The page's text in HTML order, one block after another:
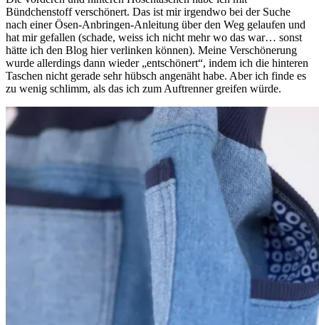
Bündchenstoff verschönert. Das ist mir irgendwo bei der Suche
nach einer Ösen-Anbringen-Anleitung über den Weg gelaufen und
hat mir gefallen (schade, weiss ich nicht mehr wo das war… sonst
hätte ich den Blog hier verlinken können). Meine Verschönerung
wurde allerdings dann wieder „entschönert“, indem ich die hinteren
Taschen nicht gerade sehr hübsch angenäht habe. Aber ich finde es
zu wenig schlimm, als das ich zum Auftrenner greifen würde.